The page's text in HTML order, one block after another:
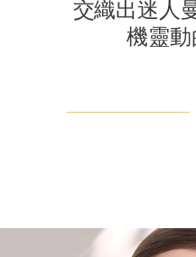
交織出迷人
機靈動